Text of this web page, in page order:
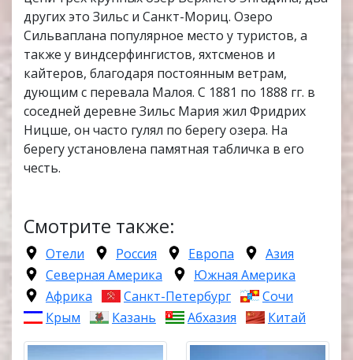
других это Зильс и Санкт-Мориц. Озеро
Сильваплана популярное место у туристов, а
также у виндсерфингистов, яхтсменов и
кайтеров, благодаря постоянным ветрам,
дующим с перевала Малоя. С 1881 по 1888 гг. в
соседней деревне Зильс Мария жил Фридрих
Ницше, он часто гулял по берегу озера. На
берегу установлена памятная табличка в его
честь.
Смотрите также:
Отели Россия Европа
Азия
Северная Америка
Южная Америка
Африка
Санкт-Петербург
Сочи
Крым
Казань Абхазия Китай